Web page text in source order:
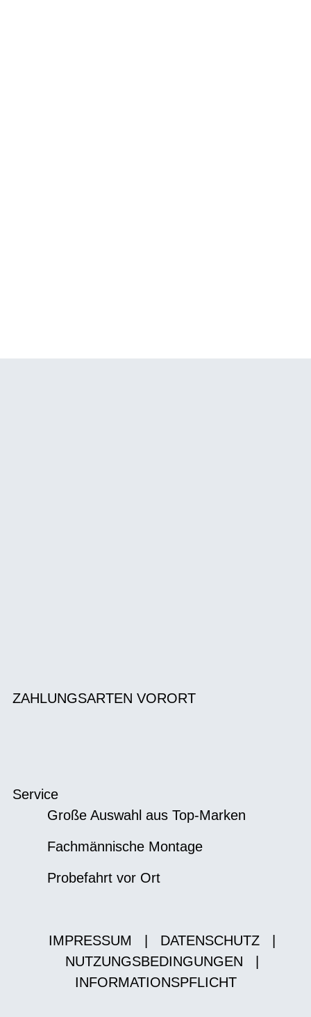
ZAHLUNGSARTEN VORORT
Service
Große Auswahl aus Top-Marken
Fachmännische Montage
Probefahrt vor Ort
IMPRESSUM DATENSCHUTZ
NUTZUNGSBEDINGUNGEN
INFORMATIONSPFLICHT